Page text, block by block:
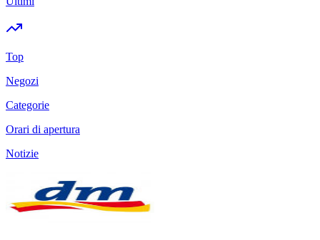
Top
Negozi
Categorie
Orari di apertura
Notizie